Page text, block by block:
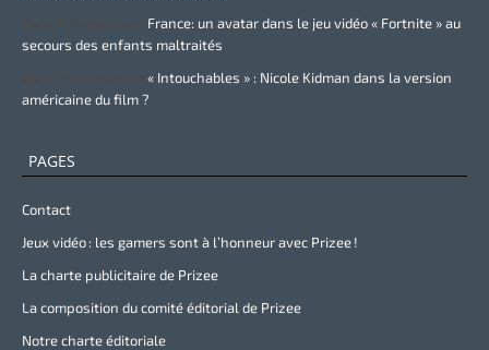
France: un avatar dans le jeu vidéo « Fortnite » au
secours des enfants maltraités
« Intouchables » : Nicole Kidman dans la version
américaine du film ?
PAGES
Contact
Jeux vidéo : les gamers sont à l’honneur avec Prizee !
La charte publicitaire de Prizee
La composition du comité éditorial de Prizee
Notre charte éditoriale